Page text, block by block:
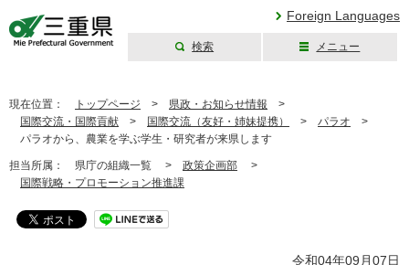
Foreign Languages
検索 メニュー
現在位置： トップページ > 県政・お知らせ情報 >
国際交流・国際貢献 > 国際交流（友好・姉妹提携） > パラオ >
パラオから、農業を学ぶ学生・研究者が来県します
担当所属： 県庁の組織一覧 > 政策企画部 >
国際戦略・プロモーション推進課
令和04年09月07日